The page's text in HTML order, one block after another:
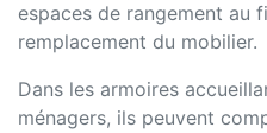
espaces de rangement au
remplacement du mobilier.
Dans les armoires
ménagers, ils peuvent